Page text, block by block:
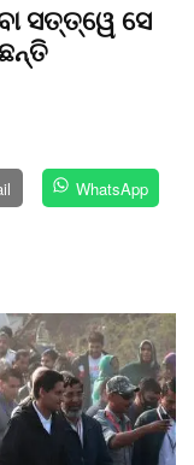
ସତ୍ତ୍ୱେ ସେ
WhatsApp